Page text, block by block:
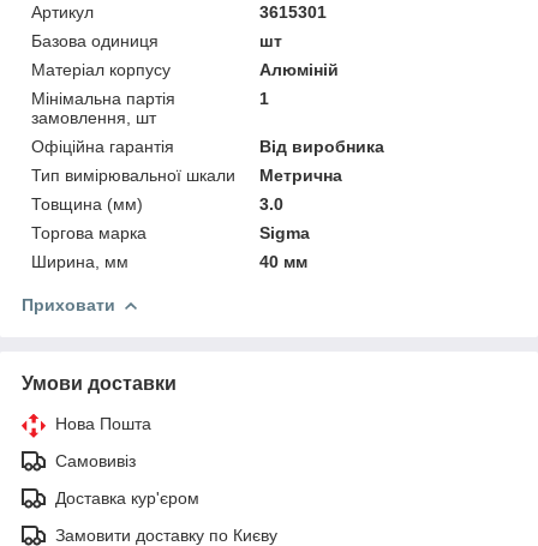
Артикул
3615301
Базова одиниця
шт
Матеріал корпусу
Алюміній
Мінімальна партія
замовлення, шт
1
Офіційна гарантія
Від виробника
Тип вимірювальної шкали
Метрична
Товщина (мм)
3.0
Торгова марка
Sigma
Ширина, мм
40 мм
Приховати
Умови доставки
Нова Пошта
Самовивіз
Доставка кур'єром
Замовити доставку по Києву